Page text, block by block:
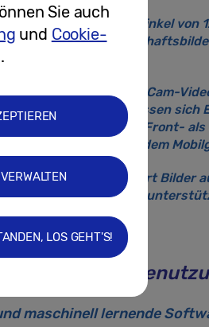
hat einen Blickwinkel von
ist ideal für
Technik (Action Cam-
Bildstabilisierung lassen sich
kann. Sowohl Front- als
– ein Novum auf dem
Motive und optimiert Bilder
und Komposition und
zu finden.
maschinell lernende
Sie auch
und Cookie-
LOS GEHT'S!